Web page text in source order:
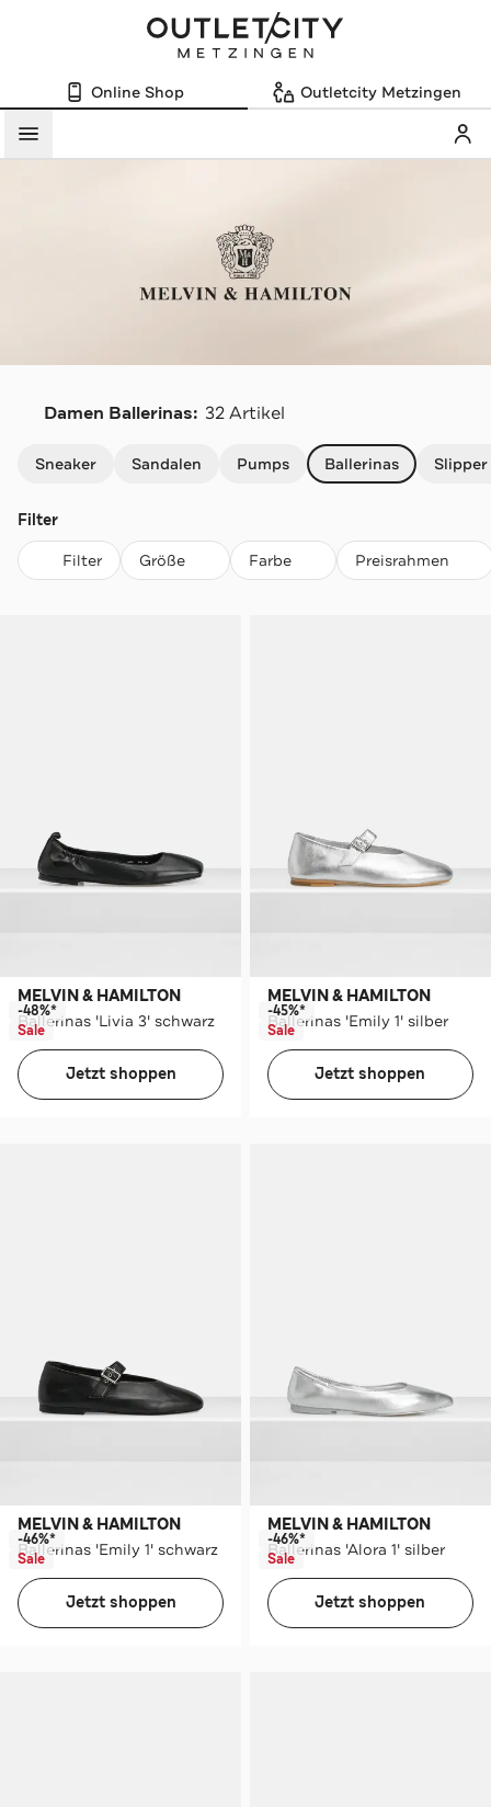
Online Shop Outletcity Metzingen
Menü
Damen Ballerinas: 32 Artikel
Sneaker Sandalen Pumps Ballerinas
Filter
Filter Größe Farbe Preisrahmen
MELVIN & HAMILTON
Ballerinas 'Livia 3' schwarz
-48%*
Sale
Jetzt shoppen
MELVIN & HAMILTON
Ballerinas 'Emily 1' silber
-45%*
Sale
Jetzt shoppen
MELVIN & HAMILTON
Ballerinas 'Emily 1' schwarz
-46%*
Sale
Jetzt shoppen
MELVIN & HAMILTON
Ballerinas 'Alora 1' silber
-46%*
Sale
Jetzt shoppen